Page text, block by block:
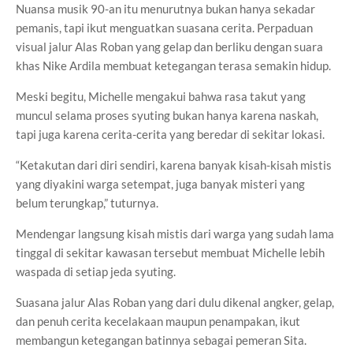
Nuansa musik 90-an itu menurutnya bukan hanya sekadar
pemanis, tapi ikut menguatkan suasana cerita. Perpaduan
visual jalur Alas Roban yang gelap dan berliku dengan suara
khas Nike Ardila membuat ketegangan terasa semakin hidup.
Meski begitu, Michelle mengakui bahwa rasa takut yang
muncul selama proses syuting bukan hanya karena naskah,
tapi juga karena cerita-cerita yang beredar di sekitar lokasi.
“Ketakutan dari diri sendiri, karena banyak kisah-kisah mistis
yang diyakini warga setempat, juga banyak misteri yang
belum terungkap,” tuturnya.
Mendengar langsung kisah mistis dari warga yang sudah lama
tinggal di sekitar kawasan tersebut membuat Michelle lebih
waspada di setiap jeda syuting.
Suasana jalur Alas Roban yang dari dulu dikenal angker, gelap,
dan penuh cerita kecelakaan maupun penampakan, ikut
membangun ketegangan batinnya sebagai pemeran Sita.